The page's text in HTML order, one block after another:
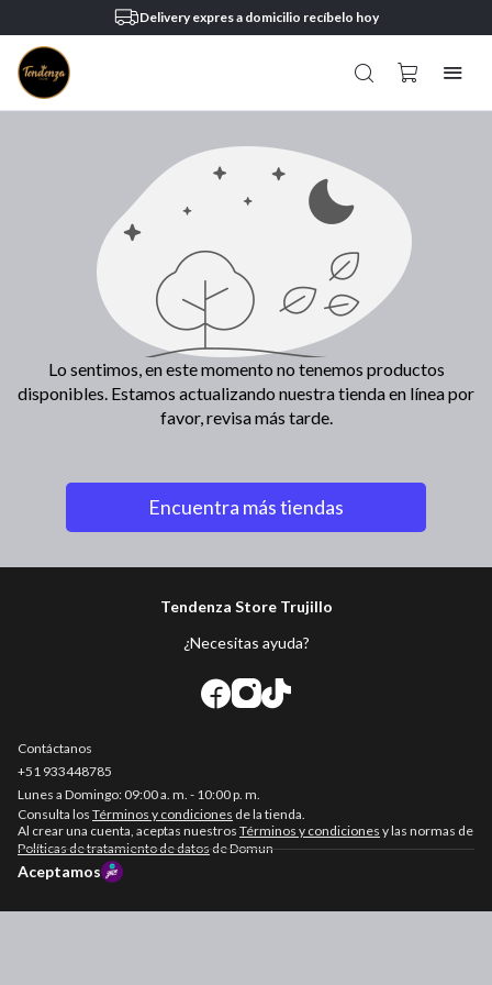
Delivery expres a domicilio recíbelo hoy
Lo sentimos, en este momento no tenemos productos
disponibles. Estamos actualizando nuestra tienda en línea por
favor, revisa más tarde.
Encuentra más tiendas
Tendenza Store Trujillo
¿Necesitas ayuda?
Contáctanos
+51 933448785
Consulta los Términos y condiciones de la tienda.
Al crear una cuenta, aceptas nuestros Términos y condiciones y las normas de
Políticas de tratamiento de datosde Domun
Aceptamos